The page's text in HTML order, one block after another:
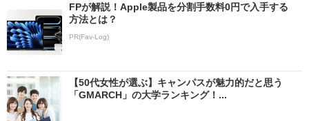
FPが解説！Apple製品を分割手数料0円で入手する
方法とは？
PR(Fav-Log)
【50代女性が選ぶ】キャンパスが魅力的だと思う
「GMARCH」の大学ランキング！...